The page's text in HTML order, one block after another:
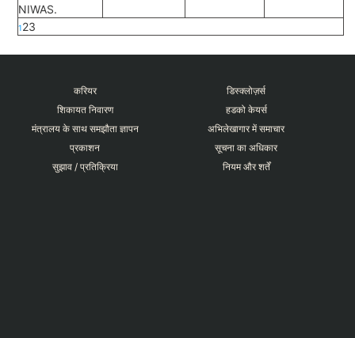
NIWAS.
123
करियर
डिस्क्लोज़र्स
शिकायत निवारण
हडको केयर्स
मंत्रालय के साथ समझौता ज्ञापन
अभिलेखागार में समाचार
प्रकाशन
सूचना का अधिकार
सुझाव / प्रतिक्रिया
नियम और शर्तें